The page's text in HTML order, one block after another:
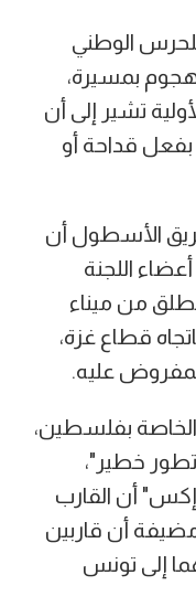
للحرس الوطني
هجوم بمسيرة،
تشير إلى أن
قداحة أو
الأسطول أن
اللجنة
من ميناء
قطاع غزة،
عليه.
الخاصة بفلسطين،
"تطور خطير"،
أن القارب
أن قاربين
إلى تونس